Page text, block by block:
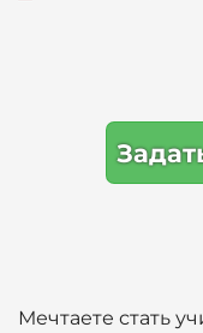
Мечтаете стать